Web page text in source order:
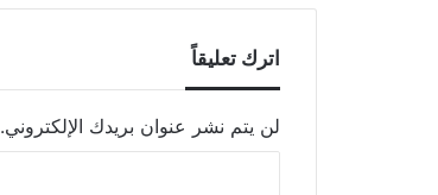
اترك تعليقاً
لن يتم نشر عنوان بريدك الإلكتروني.